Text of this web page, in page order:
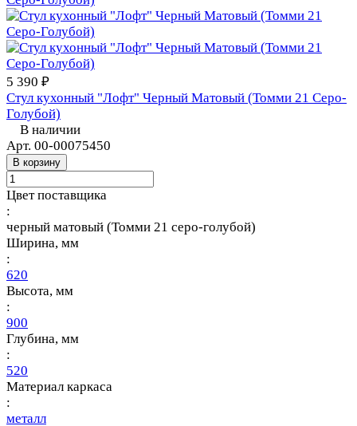
5 390 ₽
Стул кухонный "Лофт" Черный Матовый (Томми 21 Серо-
Голубой)
В наличии
Арт. 00-00075450
В корзину
Цвет поставщика
:
черный матовый (Томми 21 серо-голубой)
Ширина, мм
:
620
Высота, мм
:
900
Глубина, мм
:
520
Материал каркаса
:
металл